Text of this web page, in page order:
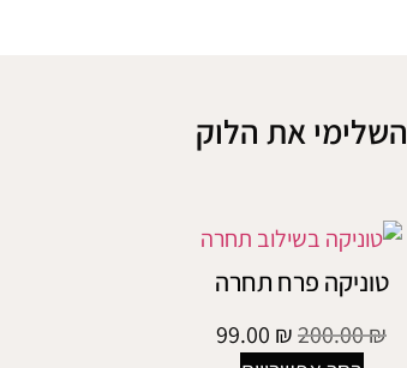
השלימי את הלוק
טוניקה פרח תחרה
200.00₪
99.00 ₪